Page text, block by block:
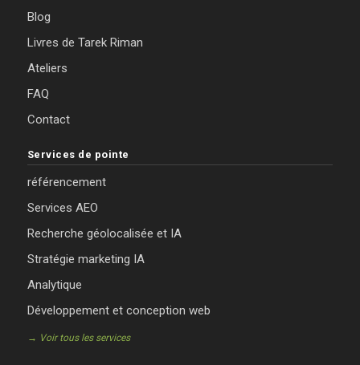
Blog
Livres de Tarek Riman
Ateliers
FAQ
Contact
Services de pointe
référencement
Services AEO
Recherche géolocalisée et IA
Stratégie marketing IA
Analytique
Développement et conception web
→ Voir tous les services